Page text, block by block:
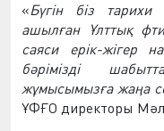
«Бүгін біз тарихи
ашылған Ұлттық
саяси
ерік-жігер на
бәрімізді
жұмысымызға жаңа
ҰФҒО директоры Мә